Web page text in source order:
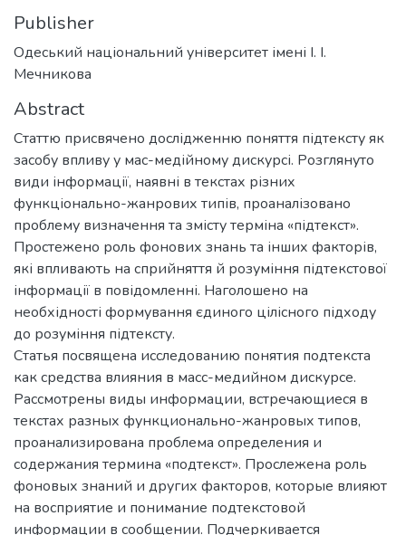
Publisher
Одеський національний університет імені І. І.
Мечникова
Abstract
Статтю присвячено дослідженню поняття підтексту як
засобу впливу у мас-медійному дискурсі. Розглянуто
види інформації, наявні в текстах різних
функціонально-жанрових типів, проаналізовано
проблему визначення та змісту терміна «підтекст».
Простежено роль фонових знань та інших факторів,
які впливають на сприйняття й розуміння підтекстової
інформації в повідомленні. Наголошено на
необхідності формування єдиного цілісного підходу
до розуміння підтексту.
Статья посвящена исследованию понятия подтекста
как средства влияния в масс-медийном дискурсе.
Рассмотрены виды информации, встречающиеся в
текстах разных функционально-жанровых типов,
проанализирована проблема определения и
содержания термина «подтекст». Прослежена роль
фоновых знаний и других факторов, которые влияют
на восприятие и понимание подтекстовой
информации в сообщении. Подчеркивается